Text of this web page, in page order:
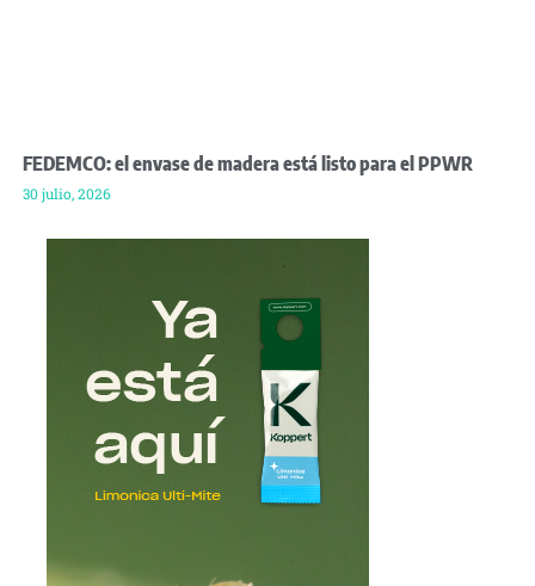
FEDEMCO: el envase de madera está listo para el PPWR
30 julio, 2026